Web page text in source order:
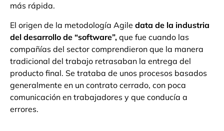
más rápida.
El origen de la metodología Agile data de la industria
del desarrollo de “software”, que fue cuando las
compañías del sector comprendieron que la manera
tradicional del trabajo retrasaban la entrega del
producto final. Se trataba de unos procesos basados
generalmente en un contrato cerrado, con poca
comunicación en trabajadores y que conducía a
errores.